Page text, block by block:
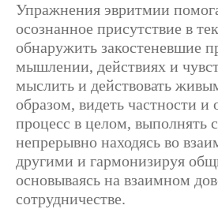
Упражнения эвритмии
осознанное присутствие в
обнаружить закостеневшие
мышлении, действиях и
мыслить и действовать
образом, видеть частности и
процесс в целом, выполнять
непрерывно находясь во
другими и гармонизируя
основываясь на взаимном
сотрудничестве.